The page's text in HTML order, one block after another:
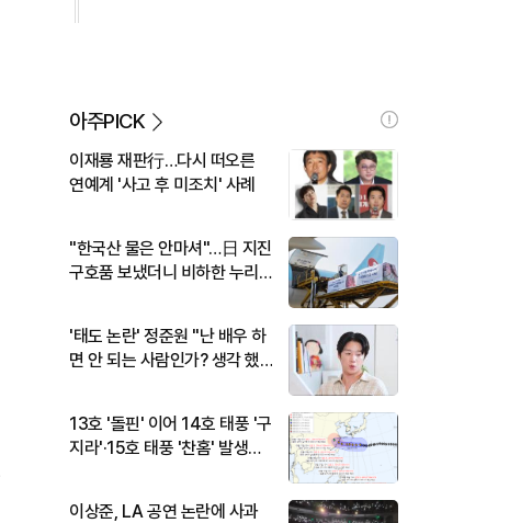
아주PICK
이재룡 재판行…다시 떠오른
연예계 '사고 후 미조치' 사례
"한국산 물은 안마셔"…日 지진
구호품 보냈더니 비하한 누리
'태도 논란' 정준원 "난 배우 하
면 안 되는 사람인가? 생각 했
13호 '돌핀' 이어 14호 태풍 '구
지라'·15호 태풍 '찬홈' 발생…
이상준, LA 공연 논란에 사과